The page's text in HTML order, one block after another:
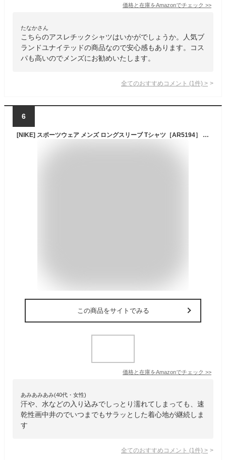
価格と在庫をAmazonでチェック >>
たなかさん
こちらのアスレチックシャツはいかがでしょうか。人気ブ
ランドユナイテッドの商品なので安心感もあります。コス
パも高いのでメンズにお勧めいたします。
全てのおすすめコメント (1 件) >
6
[NIKE] スポーツウェア メンズ ロングスリーブ Tシャツ［AR5194］ (S, ブラック)
この商品をサイトでみる
価格と在庫をAmazonでチェック >>
あみあみあみ(40代・女性)
汗や、水などの入り込みでしっとり濡れてしまっても、速
乾性画中井のでいつまでもサラッとした着心地が継続しま
す
全てのおすすめコメント (1 件) >